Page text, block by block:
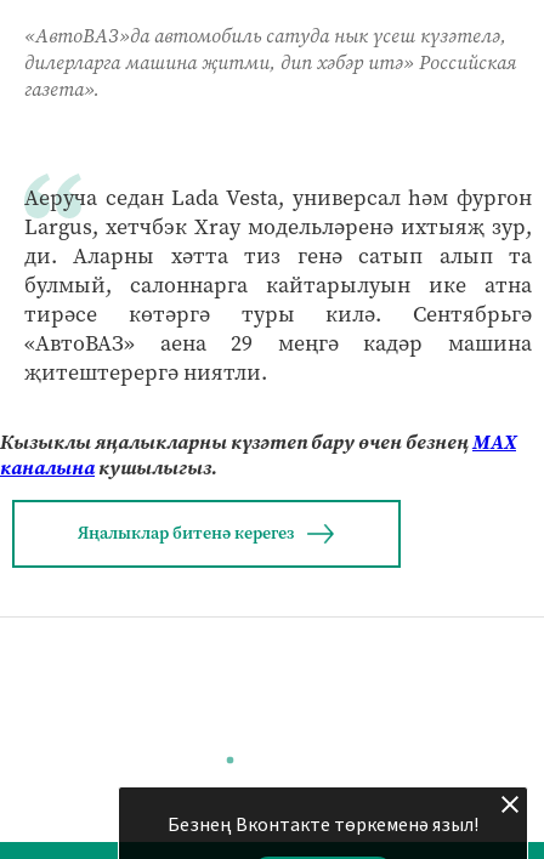
«АвтоВАЗ»да автомобиль сатуда нык үсеш күзәтелә,
дилерларга машина җитми, дип хәбәр итә» Российская
газета».
Аеруча седан Lada Vesta, универсал һәм фургон
Largus, хетчбэк Xray модельләренә ихтыяҗ зур,
ди. Аларны хәтта тиз генә сатып алып та
булмый, салоннарга кайтарылуын ике атна
тирәсе көтәргә туры килә. Сентябрьгә
«АвтоВАЗ» аена 29 меңгә кадәр машина
җитештерергә ниятли.
Кызыклы яңалыкларны күзәтеп бару өчен безнеңМАХ
каналынакушылыгыз.
Яңалыклар битенә керегез
Безнең Вконтакте төркеменә языл!